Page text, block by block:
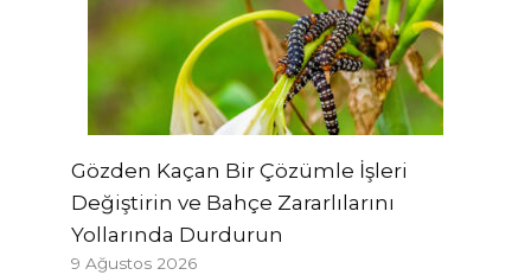
Gözden Kaçan Bir Çözümle İşleri
Değiştirin ve Bahçe Zararlılarını
Yollarında Durdurun
9 Ağustos 2026